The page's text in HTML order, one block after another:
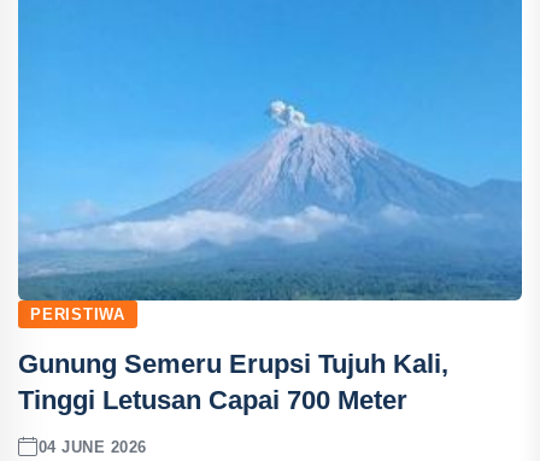
PERISTIWA
Gunung Semeru Erupsi Tujuh Kali,
Tinggi Letusan Capai 700 Meter
04 JUNE 2026